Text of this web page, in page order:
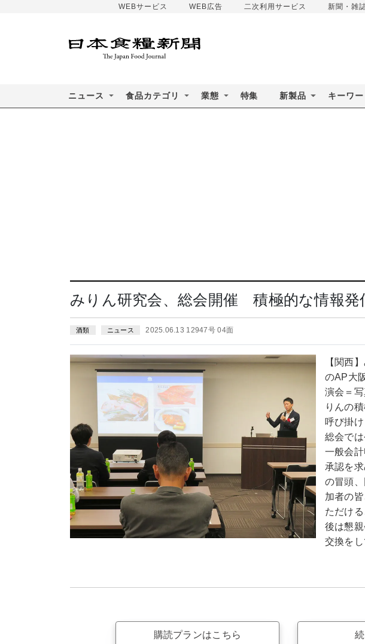
WEBサービス WEB広告 二次利用サービス 新聞・雑
ニュース 食品カテゴリ 業態 特集 新製品 キーワー
みりん研究会、総会開催 積極的な情報発
酒類 ニュース 2025.06.13 12947号 04面
【関西
のAP大
演会＝
りんの
呼び掛け
総会で
一般会
承認を
の冒頭
加者の
ただけ
後は懇
交換を
購読プランはこちら